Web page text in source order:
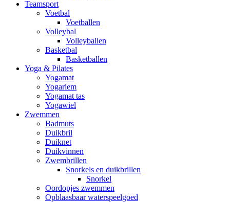
Teamsport
Voetbal
Voetballen
Volleybal
Volleyballen
Basketbal
Basketballen
Yoga & Pilates
Yogamat
Yogariem
Yogamat tas
Yogawiel
Zwemmen
Badmuts
Duikbril
Duiknet
Duikvinnen
Zwembrillen
Snorkels en duikbrillen
Snorkel
Oordopjes zwemmen
Opblaasbaar waterspeelgoed